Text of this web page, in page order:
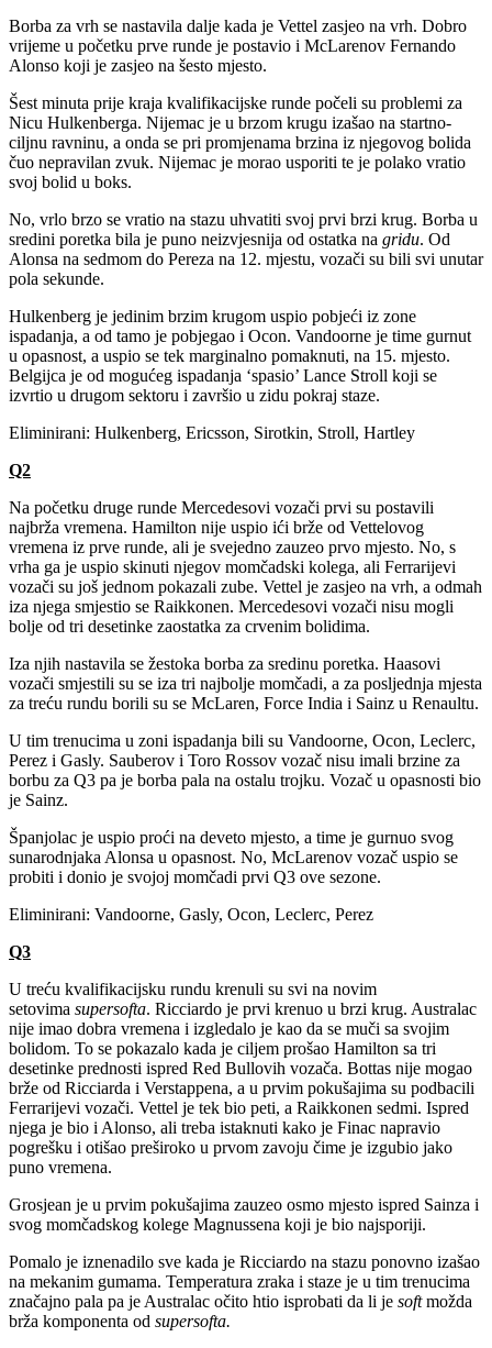
Borba za vrh se nastavila dalje kada je Vettel zasjeo na vrh. Dobro
vrijeme u početku prve runde je postavio i McLarenov Fernando
Alonso koji je zasjeo na šesto mjesto.
Šest minuta prije kraja kvalifikacijske runde počeli su problemi za
Nicu Hulkenberga. Nijemac je u brzom krugu izašao na startno-
ciljnu ravninu, a onda se pri promjenama brzina iz njegovog bolida
čuo nepravilan zvuk. Nijemac je morao usporiti te je polako vratio
svoj bolid u boks.
No, vrlo brzo se vratio na stazu uhvatiti svoj prvi brzi krug. Borba u
sredini poretka bila je puno neizvjesnija od ostatka na gridu. Od
Alonsa na sedmom do Pereza na 12. mjestu, vozači su bili svi unutar
pola sekunde.
Hulkenberg je jedinim brzim krugom uspio pobjeći iz zone
ispadanja, a od tamo je pobjegao i Ocon. Vandoorne je time gurnut
u opasnost, a uspio se tek marginalno pomaknuti, na 15. mjesto.
Belgijca je od mogućeg ispadanja ‘spasio’ Lance Stroll koji se
izvrtio u drugom sektoru i završio u zidu pokraj staze.
Eliminirani: Hulkenberg, Ericsson, Sirotkin, Stroll, Hartley
Q2
Na početku druge runde Mercedesovi vozači prvi su postavili
najbrža vremena. Hamilton nije uspio ići brže od Vettelovog
vremena iz prve runde, ali je svejedno zauzeo prvo mjesto. No, s
vrha ga je uspio skinuti njegov momčadski kolega, ali Ferrarijevi
vozači su još jednom pokazali zube. Vettel je zasjeo na vrh, a odmah
iza njega smjestio se Raikkonen. Mercedesovi vozači nisu mogli
bolje od tri desetinke zaostatka za crvenim bolidima.
Iza njih nastavila se žestoka borba za sredinu poretka. Haasovi
vozači smjestili su se iza tri najbolje momčadi, a za posljednja mjesta
za treću rundu borili su se McLaren, Force India i Sainz u Renaultu.
U tim trenucima u zoni ispadanja bili su Vandoorne, Ocon, Leclerc,
Perez i Gasly. Sauberov i Toro Rossov vozač nisu imali brzine za
borbu za Q3 pa je borba pala na ostalu trojku. Vozač u opasnosti bio
je Sainz.
Španjolac je uspio proći na deveto mjesto, a time je gurnuo svog
sunarodnjaka Alonsa u opasnost. No, McLarenov vozač uspio se
probiti i donio je svojoj momčadi prvi Q3 ove sezone.
Eliminirani: Vandoorne, Gasly, Ocon, Leclerc, Perez
Q3
U treću kvalifikacijsku rundu krenuli su svi na novim
setovima supersofta. Ricciardo je prvi krenuo u brzi krug. Australac
nije imao dobra vremena i izgledalo je kao da se muči sa svojim
bolidom. To se pokazalo kada je ciljem prošao Hamilton sa tri
desetinke prednosti ispred Red Bullovih vozača. Bottas nije mogao
brže od Ricciarda i Verstappena, a u prvim pokušajima su podbacili
Ferrarijevi vozači. Vettel je tek bio peti, a Raikkonen sedmi. Ispred
njega je bio i Alonso, ali treba istaknuti kako je Finac napravio
pogrešku i otišao preširoko u prvom zavoju čime je izgubio jako
puno vremena.
Grosjean je u prvim pokušajima zauzeo osmo mjesto ispred Sainza i
svog momčadskog kolege Magnussena koji je bio najsporiji.
Pomalo je iznenadilo sve kada je Ricciardo na stazu ponovno izašao
na mekanim gumama. Temperatura zraka i staze je u tim trenucima
značajno pala pa je Australac očito htio isprobati da li je softmožda
brža komponenta od supersofta.